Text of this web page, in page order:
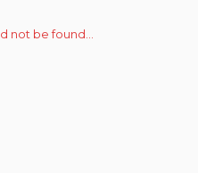
not be found...